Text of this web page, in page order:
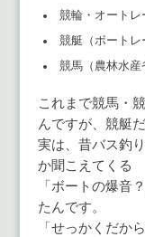
競輪・オートレ
競艇（ボート
競馬（農林水産
これまで競馬・
んですが、競艇
実は、昔バス釣
か聞こえてくる
「ボートの爆音
たんです。
「せっかくだか